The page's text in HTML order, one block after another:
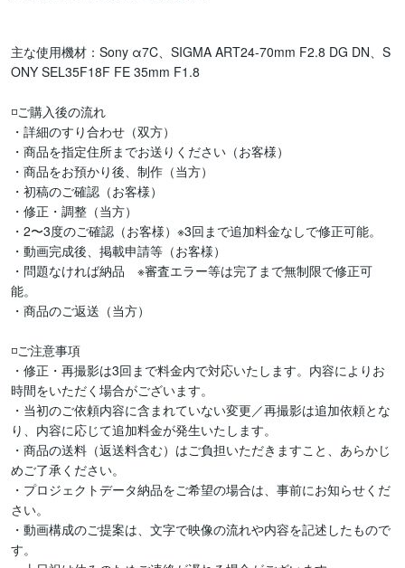
主な使用機材：Sony α7C、SIGMA ART24-70mm F2.8 DG DN、S
ONY SEL35F18F FE 35mm F1.8
◽️ご購入後の流れ
・詳細のすり合わせ（双方）
・商品を指定住所までお送りください（お客様）
・商品をお預かり後、制作（当方）
・初稿のご確認（お客様）
・修正・調整（当方）
・2〜3度のご確認（お客様）※3回まで追加料金なしで修正可能。
・動画完成後、掲載申請等（お客様）
・問題なければ納品　※審査エラー等は完了まで無制限で修正可
能。
・商品のご返送（当方）
◽️ご注意事項
・修正・再撮影は3回まで料金内で対応いたします。内容によりお
時間をいただく場合がございます。
・当初のご依頼内容に含まれていない変更／再撮影は追加依頼とな
り、内容に応じて追加料金が発生いたします。
・商品の送料（返送料含む）はご負担いただきますこと、あらかじ
めご了承ください。
・プロジェクトデータ納品をご希望の場合は、事前にお知らせくだ
さい。
・動画構成のご提案は、文字で映像の流れや内容を記述したもので
す。